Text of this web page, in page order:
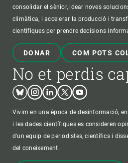
consolidar el sènior, idear noves
climàtica, i accelerar la producció i
científiques per prendre decisions
DONAR COM POTS
No et perdis
BlueskyInstagram
LinkedinTwitterYoutube
Vivim en una època de desinformació,
i les dades científiques es consideren
d'un equip de periodistes, científics i
del coneixement.